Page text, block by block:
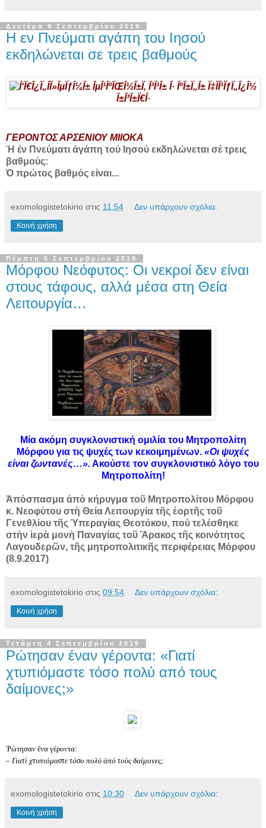
Δευτέρα 9 Σεπτεμβρίου 2019
Η εν Πνεύματι αγάπη του Ιησού
εκδηλώνεται σε τρεις βαθμούς
ΓΕΡΟΝΤΟΣ ΑΡΣΕΝΙΟΥ ΜΙΙΟΚΑ
Ή έν Πνεύματι άγάπη τού Ιησού εκδηλώνεται σέ τρεις
βαθμούς:
Ό πρώτος βαθμός είναι...
exomologistetokirio στις 11:54 Δεν υπάρχουν σχόλια:
Κοινή χρήση
Πέμπτη 5 Σεπτεμβρίου 2019
Μόρφου Νεόφυτος: Οι νεκροί δεν είναι
στους τάφους, αλλά μέσα στη Θεία
Λειτουργία…
Μία ακόμη συγκλονιστική ομιλία του Μητροπολίτη
Μόρφου για τις ψυχές των κεκοιμημένων. «Οι ψυχές
είναι ζωντανές…». Ακούστε τον συγκλονιστικό λόγο του
Μητροπολίτη!
Ἀπόσπασμα ἀπὸ κήρυγμα τοῦ Μητροπολίτου Μόρφου
κ. Νεοφύτου στὴ Θεία Λειτουργία τῆς ἑορτῆς τοῦ
Γενεθλίου τῆς Ὑπεραγίας Θεοτόκου, ποὺ τελέσθηκε
στὴν ἱερὰ μονὴ Παναγίας τοῦ Ἄρακος τῆς κοινότητος
Λαγουδερῶν, τῆς μητροπολιτικῆς περιφέρειας Μόρφου
(8.9.2017)
exomologistetokirio στις 09:54 Δεν υπάρχουν σχόλια:
Κοινή χρήση
Τετάρτη 4 Σεπτεμβρίου 2019
Ρώτησαν έναν γέροντα: «Γιατί
χτυπιόμαστε τόσο πολύ από τους
δαίμονες;»
Ῥώτησαν ἕνα γέροντα:
– Γιατὶ χτυπιόμαστε τόσο πολὺ ἀπὸ τοὺς δαίμονες;
exomologistetokirio στις 10:30 Δεν υπάρχουν σχόλια:
Κοινή χρήση